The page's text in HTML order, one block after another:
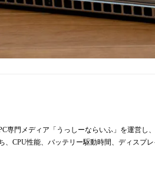
専門メディア「うっしーならいふ」を運営
、CPU性能、バッテリー駆動時間、ディスプ